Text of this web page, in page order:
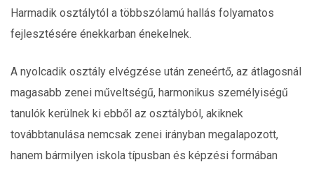
Harmadik osztálytól a többszólamú hallás folyamatos
fejlesztésére énekkarban énekelnek.
A nyolcadik osztály elvégzése után zeneértő, az átlagosnál
magasabb zenei műveltségű, harmonikus személyiségű
tanulók kerülnek ki ebből az osztályból, akiknek
továbbtanulása nemcsak zenei irányban megalapozott,
hanem bármilyen iskola típusban és képzési formában